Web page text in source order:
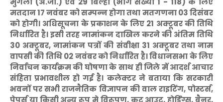
मतदान 17 नवंबर को सम्पन्न होगा तथा मतगणना 03 दिसंबर
को होगी। अधिसूचना के प्रकाशन के लिए 21 अक्टूबर की तिथि
निर्धारित है। इसी तरह नामांकन दाखिल करने की अंतिम तिथि
30 अक्टूबर, नामांकन पत्रों की संवीक्षा 31 अक्टूबर तथा नाम
वापसी की तिथि 02 नवंबर को निर्धारित है। विधानसभा के लिए
निर्वाचन कार्यक्रम की घोषणा के साथ ही जिले में आदर्श आचार
संहिता प्रभावशील हो गई है। कलेक्टर ने बताया कि सरकारी
भवनों पर सभी राजनैतिक विज्ञापन की वाल राइटिंग, पोस्टर्स,
पेपर्स या किसी अन्य रूप मे विरूपण, कट आउट, होर्डिंग्स, बैनर,